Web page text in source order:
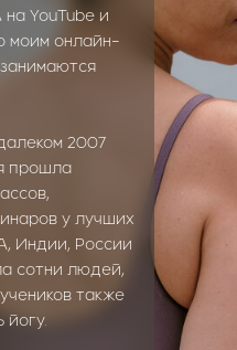
на YouTube и
моим онлайн-
2007
прошла
у лучших
Индии, России
сотни людей,
также
йогу.